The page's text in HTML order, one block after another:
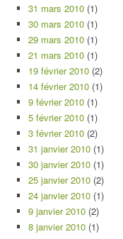
31 mars 2010 (1)
30 mars 2010 (1)
29 mars 2010 (1)
21 mars 2010 (1)
19 février 2010 (2)
14 février 2010 (1)
9 février 2010 (1)
5 février 2010 (1)
3 février 2010 (2)
31 janvier 2010 (1)
30 janvier 2010 (1)
25 janvier 2010 (2)
24 janvier 2010 (1)
9 janvier 2010 (2)
8 janvier 2010 (1)